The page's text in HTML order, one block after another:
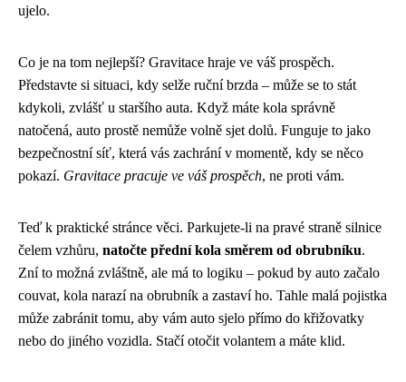
ujelo.
Co je na tom nejlepší? Gravitace hraje ve váš prospěch.
Představte si situaci, kdy selže ruční brzda – může se to stát
kdykoli, zvlášť u staršího auta. Když máte kola správně
natočená, auto prostě nemůže volně sjet dolů. Funguje to jako
bezpečnostní síť, která vás zachrání v momentě, kdy se něco
pokazí. Gravitace pracuje ve váš prospěch, ne proti vám.
Teď k praktické stránce věci. Parkujete-li na pravé straně silnice
čelem vzhůru, natočte přední kola směrem od obrubníku.
Zní to možná zvláštně, ale má to logiku – pokud by auto začalo
couvat, kola narazí na obrubník a zastaví ho. Tahle malá pojistka
může zabránit tomu, aby vám auto sjelo přímo do křižovatky
nebo do jiného vozidla. Stačí otočit volantem a máte klid.